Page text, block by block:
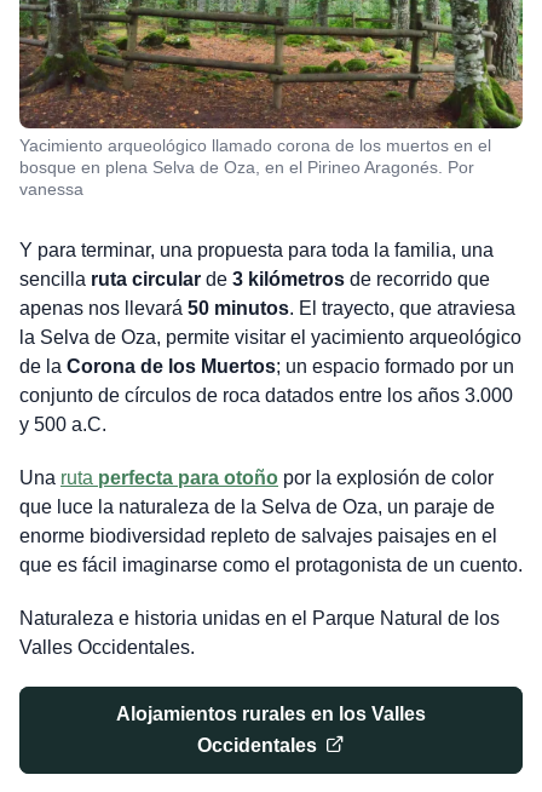
Yacimiento arqueológico llamado corona de los muertos en el
bosque en plena Selva de Oza, en el Pirineo Aragonés. Por
vanessa
Y para terminar, una propuesta para toda la familia, una
sencilla ruta circularde 3 kilómetrosde recorrido que
apenas nos llevará 50 minutos. El trayecto, que atraviesa
la Selva de Oza, permite visitar el yacimiento arqueológico
de la Corona de los Muertos; un espacio formado por un
conjunto de círculos de roca datados entre los años 3.000
y 500 a.C.
Una ruta perfecta para otoñopor la explosión de color
que luce la naturaleza de la Selva de Oza, un paraje de
enorme biodiversidad repleto de salvajes paisajes en el
que es fácil imaginarse como el protagonista de un cuento.
Naturaleza e historia unidas en el Parque Natural de los
Valles Occidentales.
Alojamientos rurales en los Valles
Occidentales